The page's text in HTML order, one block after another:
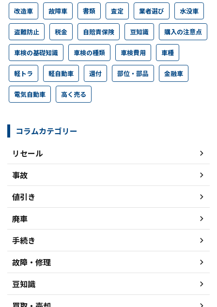
改造車 故障車 書類 査定 業者選び 水没車
盗難防止 税金 自賠責保険 豆知識 購入の注意点
車検の基礎知識 車検の種類 車検費用 車種
軽トラ 軽自動車 還付 部位・部品 金融車
電気自動車 高く売る
コラムカテゴリー
リセール
事故
値引き
廃車
手続き
故障・修理
豆知識